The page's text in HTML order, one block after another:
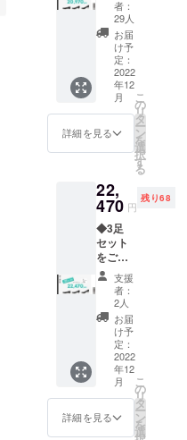
プショ
ンから
カ
ラー・
サイズ
等をお
選びく
ださ
ターン
を発送
するこ
とがで
きませ
んので
必ずご
入力を
お願い
いたし
でリ
ターン
をご希
望の方
は、リ
ターン
内のオ
プショ
ンから
カ
ラー・
サイズ
等をお
選びく
ださ
より、
アン
ケート
にて支
援ID・
ラー・
サイズ
等を入
ござい
ません
と、ご
希望の
靴が作
成でき
ず、リ
ターン
を発送
するこ
とがで
きませ
んので
必ずご
入力を
お願い
いたし
お読み
くださ
い◆ 下
記のス
テップ
でご支
援をお
願いい
たしま
す。 ①
リター
左右サ
イズ違
いを選
択 ②支
援後届
くメッ
セージ
より、
アン
ケート
にて支
援ID・
ラー・
サイズ
等を入
力 ※こ
者：
29人
お届
け予
定：
2022
年12
月
詳細を見る
こ
の
リ
タ
ー
ン
を
選
択
す
る
22,
470 円
残り68
◆3足
セット
をご支
援の方
は必ず
お読み
くださ
い◆ 下
記のス
テップ
でご支
援をお
願いい
たしま
す。 ①
支援
者：
2人
お届
け予
定：
2022
年12
月
詳細を見る
こ
の
リ
タ
ー
ン
を
選